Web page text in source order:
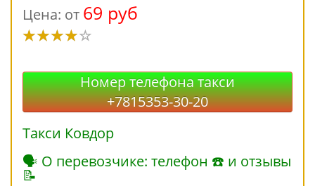
Цена: от 69 руб
Номер телефона такси
+7815353-30-20
Такси Ковдор
🗣 О перевозчике: телефон ☎ и отзывы
📝